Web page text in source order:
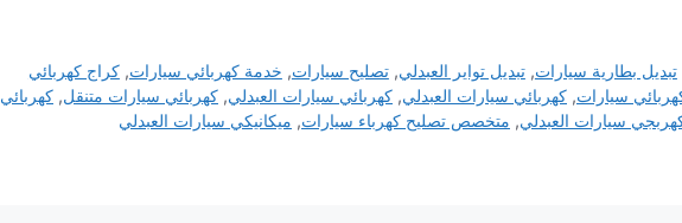
تبديل بطارية سيارات,تبديل تواير العبدلي,تصليح سيارات, خدمة كهربائي سيارات,كراج كهربائي
سيارات, كهربائي سيارات العبدلي, كهربائي سيارات العبدلي, كهربائي سيارات متنقل, كهربائي
سيارات العبدلي, متخصص تصليح كهرباء سيارات, ميكانيكي سيارات العبدلي